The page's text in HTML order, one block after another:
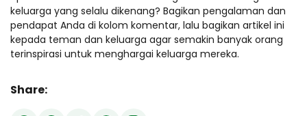
keluarga yang selalu dikenang? Bagikan pengalaman dan
pendapat Anda di kolom komentar, lalu bagikan artikel ini
kepada teman dan keluarga agar semakin banyak orang
terinspirasi untuk menghargai keluarga mereka.
Share: